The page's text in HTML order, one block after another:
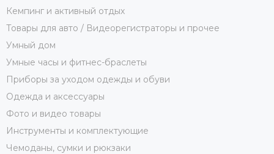
Кемпинг и активный отдых
Товары для авто / Видеорегистраторы и прочее
Умный дом
Умные часы и фитнес-браслеты
Приборы за уходом одежды и обуви
Одежда и аксессуары
Фото и видео товары
Инструменты и комплектующие
Чемоданы, сумки и рюкзаки